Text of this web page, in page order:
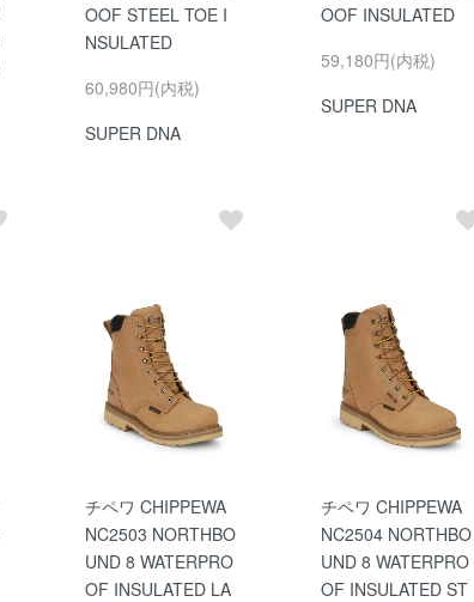
OOF STEEL TOE I
NSULATED
60,980円(内税)
SUPER DNA
OOF INSULATED
59,180円(内税)
SUPER DNA
チペワ CHIPPEWA
NC2503 NORTHBO
UND 8 WATERPRO
OF INSULATED LA
チペワ CHIPPEWA
NC2504 NORTHBO
UND 8 WATERPRO
OF INSULATED ST